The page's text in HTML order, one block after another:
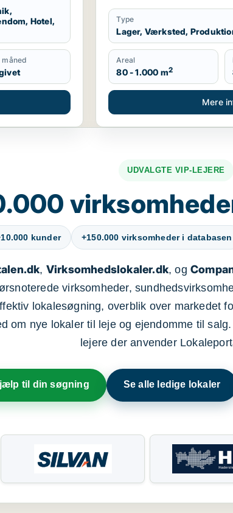
Hotel,
måned
Type
Lager, Værksted,
Areal
80 - 1.000 m2
Mere
UDVALGTE VIP-LEJERE
kunder +150.000 virksomheder i databasen
, Virksomhedslokaler.dk, og
virksomheder,
lokalesøgning, overblik over markedet
om nye lokaler til leje og ejendomme til
lejere der anvender
til din søgning Se alle ledige lokaler